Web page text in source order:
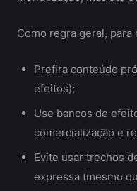
Como regra geral,
Prefira conteúdo
efeitos);
Use bancos de
comercialização e
Evite usar trechos
expressa (mesmo